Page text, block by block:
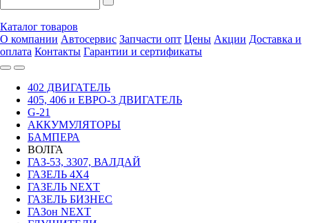
Каталог товаров
О компании Автосервис Запчасти опт Цены Акции Доставка и
оплата Контакты Гарантии и сертификаты
402 ДВИГАТЕЛЬ
405, 406 и ЕВРО-3 ДВИГАТЕЛЬ
G-21
АККУМУЛЯТОРЫ
БАМПЕРА
ВОЛГА
ГАЗ-53, 3307, ВАЛДАЙ
ГАЗЕЛЬ 4Х4
ГАЗЕЛЬ NEXT
ГАЗЕЛЬ БИЗНЕС
ГАЗон NEXT